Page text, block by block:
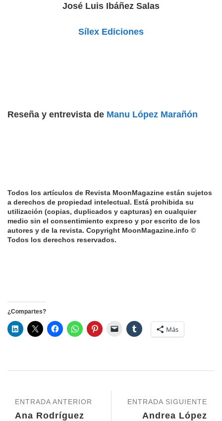
José Luis Ibáñez Salas
Sílex Ediciones
Reseña y entrevista de Manu López Marañón
Todos los artículos de Revista MoonMagazine están sujetos
a derechos de propiedad intelectual. Está prohibida su
utilización (copias, duplicados y capturas) en cualquier
medio sin el consentimiento expreso y por escrito de los
autores y de la revista. Copyright MoonMagazine.info ©
Todos los derechos reservados.
¿Compartes?
Más
ENTRADA SIGUIENTE
Andrea López
ENTRADA ANTERIOR
Ana Rodríguez